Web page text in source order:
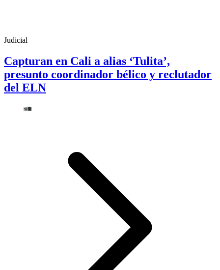
Judicial
Capturan en Cali a alias ‘Tulita’,
presunto coordinador bélico y reclutador
del ELN